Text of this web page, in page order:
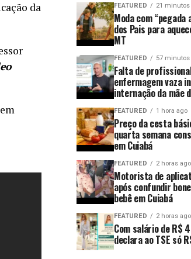
da
FEATURED 21 minutos
Moda com “pegada
dos Pais para
MT
FEATURED 57 minutos
Falta de
enfermagem vaza
internação da mãe
FEATURED 1 hora ago
Preço da cesta
quarta semana
em Cuiabá
FEATURED 2 horas ago
Motorista de
após confundir
bebê em Cuiabá
FEATURED 2 horas ago
Com salário de R$
declara ao TSE só